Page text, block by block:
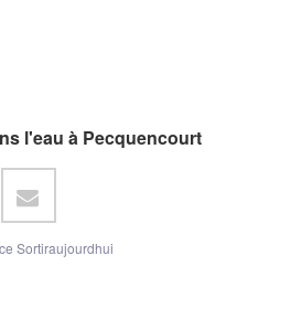
l'eau à Pecquencourt
Sortiraujourdhui